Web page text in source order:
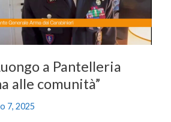
a Pantelleria
alle comunità”
7, 2025